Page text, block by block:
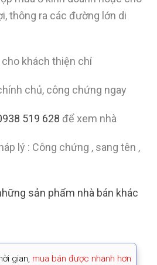
thông ra các đường lớn di
cho khách thiện chí
chủ, công chứng ngay
519 628 để xem nhà
lý : Công chứng , sang tên ,
sản phẩm nhà bán khác
gian, mua bán được nhanh hơn